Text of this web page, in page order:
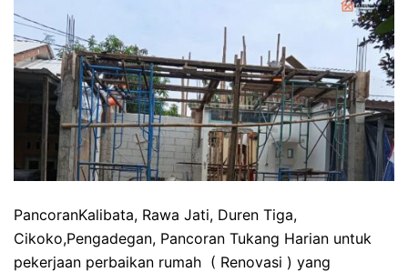
PancoranKalibata, Rawa Jati, Duren Tiga,
Cikoko,Pengadegan, Pancoran Tukang Harian untuk
pekerjaan perbaikan rumah ( Renovasi ) yang